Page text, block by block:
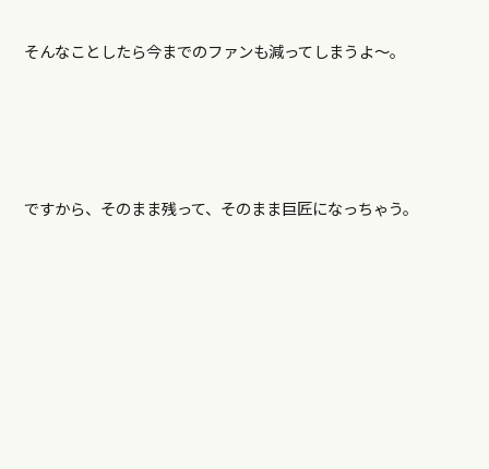
そんなことしたら今までのファンも減ってしまうよ〜。
ですから、そのまま残って、そのまま巨匠になっちゃう。